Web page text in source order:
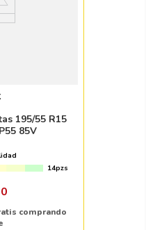
195/55 R15
85V
14pzs
comprando